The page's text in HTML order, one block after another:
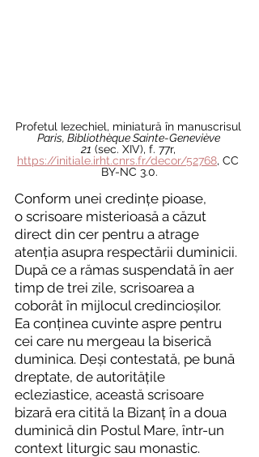
Profetul Iezechiel, miniatură în manuscrisul
Paris, Bibliothèque Sainte-Geneviève
21 (sec. XIV), f. 77r,
https://initiale.irht.cnrs.fr/decor/52768, CC
BY-NC 3.0.
Conform unei credințe pioase,
o scrisoare misterioasă a căzut
direct din cer pentru a atrage
atenția asupra respectării duminicii.
După ce a rămas suspendată în aer
timp de trei zile, scrisoarea a
coborât în mijlocul credincioșilor.
Ea conținea cuvinte aspre pentru
cei care nu mergeau la biserică
duminica. Deși contestată, pe bună
dreptate, de autoritățile
ecleziastice, această scrisoare
bizară era citită la Bizanț în a doua
duminică din Postul Mare, într-un
context liturgic sau monastic.